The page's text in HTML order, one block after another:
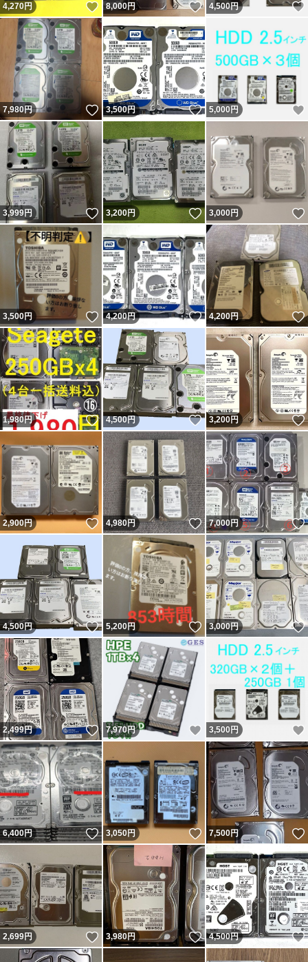
4,270円 いいね！
8,000円 いいね！
4,500円
7,980円 いいね！
3,500円 いいね！
5,000 円
3,999円 いいね！
3,200円 いいね！
3,000円
3,500円 いいね！
4,200円 いいね！
4,200円
1,980円 いいね！
4,500円 いいね！
3,200円
2,900円 いいね！
4,980円 いいね！
7,000円
4,500円 いいね！
5,200円 いいね！
3,000円
2,499円 いいね！
7,970円 いいね！
3,500 円
6,400円 いいね！
3,050円 いいね！
7,500円
2,699円 いいね！
3,980円 いいね！
4,500円